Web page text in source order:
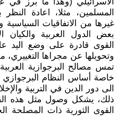
المسلمين، مثلا، اعادة
غيرها من الاتفاقيات السياسية
بعض الدول العربية والكيان
القوى قادرة على وضع اليد
وتحويلها عن مجراها
تمس مصالح البرجوازية العربية
خاصة أساس النظام البرجوازي
الى دور الدين في التربية
ذلك، يشكل وصول مثل هذه
القوى الثورية ذات المصلحة